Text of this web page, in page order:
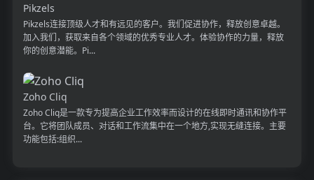
Pikzels
Pikzels连接顶级人才和有远见的客户。我们促进协作，释放创意卓越。
加入我们，获取来自各个领域的优秀专业人才。体验协作的力量，释放
你的创意潜能。Pi...
Zoho Cliq
Zoho Cliq是一款专为提高企业工作效率而设计的在线即时通讯和协作平
台。它将团队成员、对话和工作流集中在一个地方,实现无缝连接。主要
功能包括:组织...